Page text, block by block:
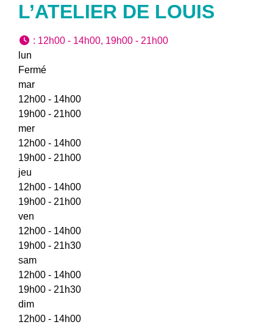
L’ATELIER DE LOUIS
: 12h00 - 14h00, 19h00 - 21h00
lun
Fermé
mar
12h00 - 14h00
19h00 - 21h00
mer
12h00 - 14h00
19h00 - 21h00
jeu
12h00 - 14h00
19h00 - 21h00
ven
12h00 - 14h00
19h00 - 21h30
sam
12h00 - 14h00
19h00 - 21h30
dim
12h00 - 14h00